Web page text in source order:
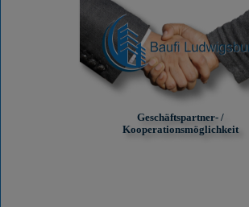
Geschäftspartner- /
Kooperationsmöglichkeit